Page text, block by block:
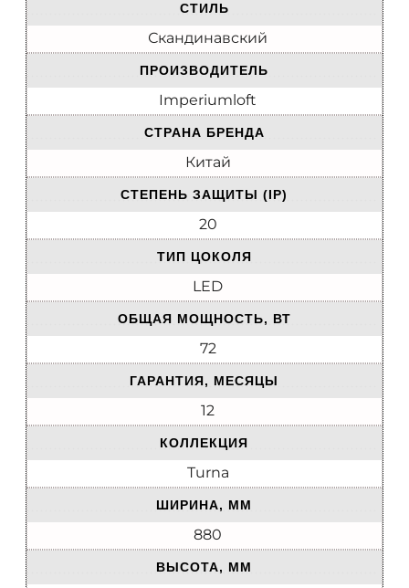
СТИЛЬ
Скандинавский
ПРОИЗВОДИТЕЛЬ
Imperiumloft
СТРАНА БРЕНДА
Китай
СТЕПЕНЬ ЗАЩИТЫ (IP)
20
ТИП ЦОКОЛЯ
LED
ОБЩАЯ МОЩНОСТЬ, ВТ
72
ГАРАНТИЯ, МЕСЯЦЫ
12
КОЛЛЕКЦИЯ
Turna
ШИРИНА, ММ
880
ВЫСОТА, ММ